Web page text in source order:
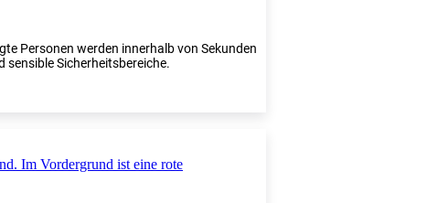
Personen werden innerhalb von Sekunden
Sicherheitsbereiche.